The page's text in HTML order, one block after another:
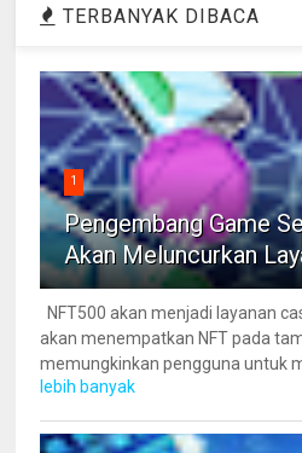
TERBANYAK DIBACA
1
Pengembang Game
Akan Meluncurkan
NFT500 akan menjadi layanan
akan menempatkan NFT pada
memungkinkan pengguna untuk
lebih banyak